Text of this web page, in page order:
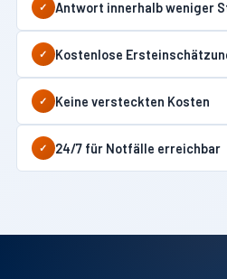
✓ Antwort innerhalb weniger
✓ Kostenlose
✓ Keine versteckten Kosten
✓ 24/7 für Notfälle erreichbar